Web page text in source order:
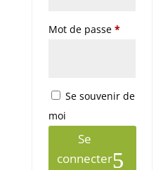
Mot de passe *
Se souvenir de
moi
Se
connecter